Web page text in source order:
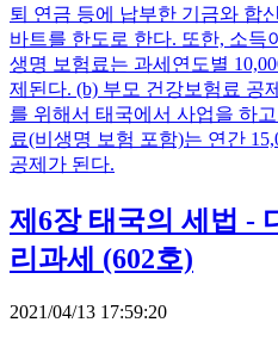
퇴 연금 등에 납부한 기금와 합
바트를 한도로 한다. 또한, 소득
생명 보험료는 과세연도별
제된다. (b) 부모 건강보험료 공
를 위해서 태국에서 사업을 하
료(비생명 보험 포함)는 연간
공제가 된다.
제6장 태국의 세법 -
리과세 (602호)
2021/04/13 17:59:20